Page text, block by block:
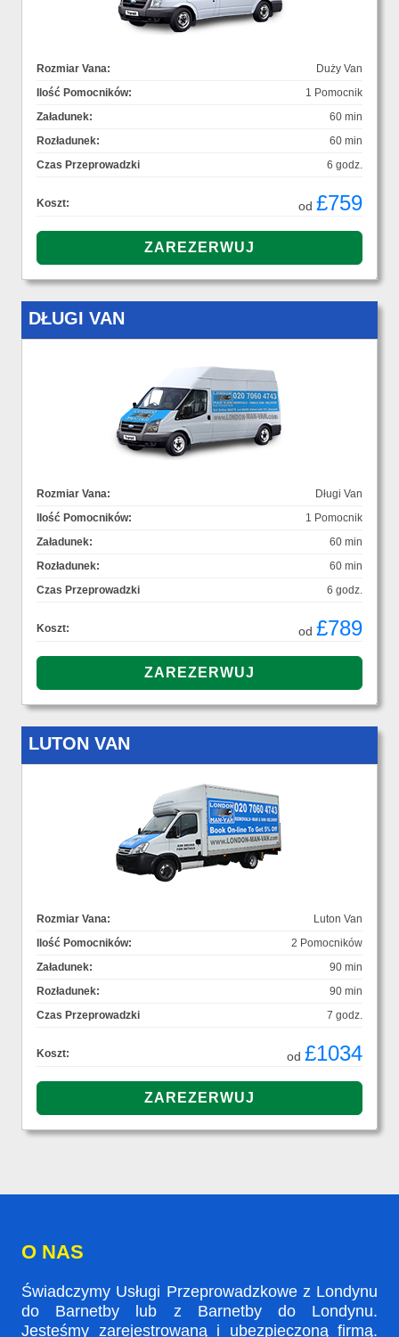
Rozmiar Vana:
Duży Van
Ilość Pomocników:
1 Pomocnik
Załadunek:
60 min
Rozładunek:
60 min
Czas Przeprowadzki
6 godz.
Koszt: od £759
DŁUGI VAN
Rozmiar Vana:
Długi Van
Ilość Pomocników:
1 Pomocnik
Załadunek:
60 min
Rozładunek:
60 min
Czas Przeprowadzki
6 godz.
Koszt: od £789
LUTON VAN
Rozmiar Vana:
Luton Van
Ilość Pomocników:
2 Pomocników
Załadunek:
90 min
Rozładunek:
90 min
Czas Przeprowadzki
7 godz.
Koszt: od £1034
O NAS
Świadczymy Usługi Przeprowadzkowe z Londynu
do Barnetby lub z Barnetby do Londynu.
Jesteśmy zarejestrowaną i ubezpieczoną firmą.